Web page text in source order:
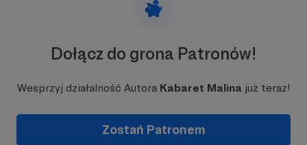
Dołącz do grona Patronów!
Wesprzyj działalność Autora Kabaret Malina już teraz!
Zostań Patronem